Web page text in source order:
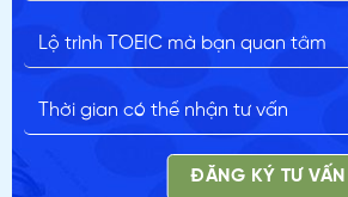
ĐĂNG KÝ TƯ VẤN